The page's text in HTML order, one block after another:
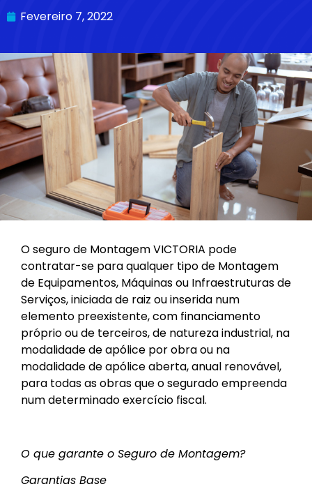
Fevereiro 7, 2022
O seguro de Montagem VICTORIA pode
contratar-se para qualquer tipo de Montagem
de Equipamentos, Máquinas ou Infraestruturas de
Serviços, iniciada de raiz ou inserida num
elemento preexistente, com financiamento
próprio ou de terceiros, de natureza industrial, na
modalidade de apólice por obra ou na
modalidade de apólice aberta, anual renovável,
para todas as obras que o segurado empreenda
num determinado exercício fiscal.
O que garante o Seguro de Montagem?
Garantias Base